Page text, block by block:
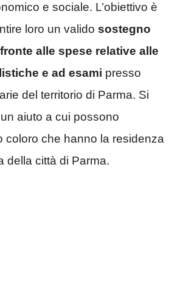
e sociale. L’obiettivo è
loro un valido sostegno
alle spese relative alle
e ad esami presso
del territorio di Parma. Si
aiuto a cui possono
coloro che hanno la residenza
della città di Parma.